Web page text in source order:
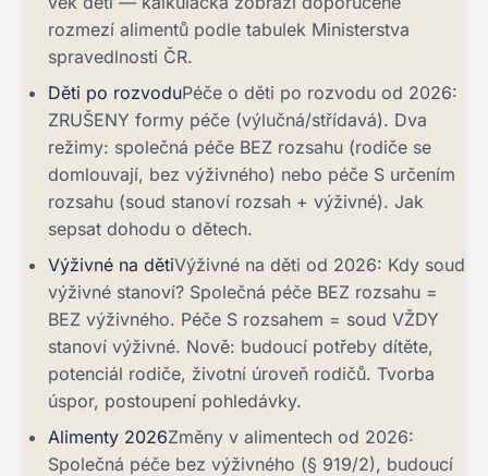
rozmezí alimentů podle tabulek Ministerstva
spravedlnosti ČR.
Děti po rozvoduPéče o děti po rozvodu od 2026:
ZRUŠENY formy péče (výlučná/střídavá). Dva
režimy: společná péče BEZ rozsahu (rodiče se
domlouvají, bez výživného) nebo péče S určením
rozsahu (soud stanoví rozsah + výživné). Jak
sepsat dohodu o dětech.
Výživné na dětiVýživné na děti od 2026: Kdy soud
výživné stanoví? Společná péče BEZ rozsahu =
BEZ výživného. Péče S rozsahem = soud VŽDY
stanoví výživné. Nově: budoucí potřeby dítěte,
potenciál rodiče, životní úroveň rodičů. Tvorba
úspor, postoupení pohledávky.
Alimenty 2026Změny v alimentech od 2026:
Společná péče bez výživného (§ 919/2), budoucí